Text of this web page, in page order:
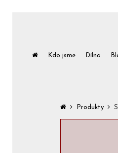
Kdo jsme Dílna
Produkty